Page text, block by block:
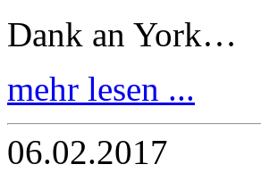
Dank an York…
mehr lesen ...
06.02.2017